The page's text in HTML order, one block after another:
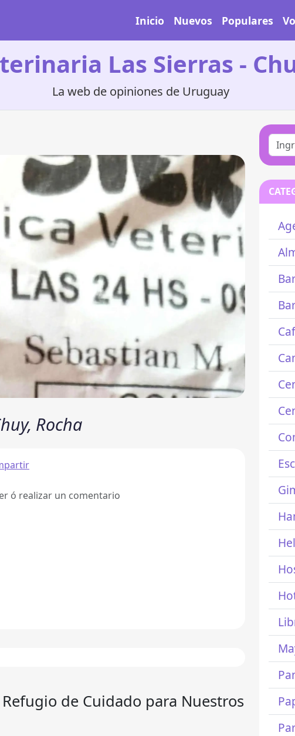
Inicio Nuevos Populares
Las Sierras -
La web de opiniones de Uruguay
Rocha
ó realizar un comentario
de Cuidado para Nuestros